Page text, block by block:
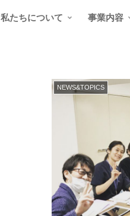
私たちについて 事業内容
NEWS&TOPICS